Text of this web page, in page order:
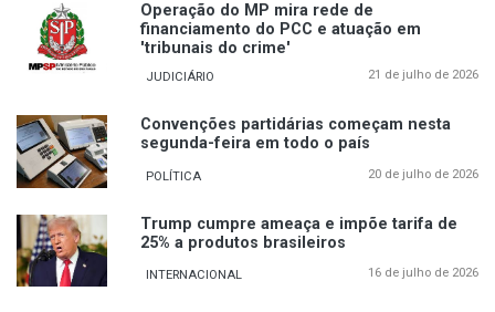
Operação do MP mira rede de
financiamento do PCC e atuação em
'tribunais do crime'
JUDICIÁRIO 21 de julho de 2026
Convenções partidárias começam nesta
segunda-feira em todo o país
POLÍTICA 20 de julho de 2026
Trump cumpre ameaça e impõe tarifa de
25% a produtos brasileiros
INTERNACIONAL 16 de julho de 2026